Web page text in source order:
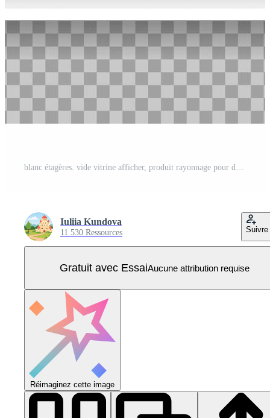
blanc étagères. vide vitrine afficher, produit rayonnage pour des expositions. réaliste étagère à livres étagère, supermarché boutique étagère vecteur maquette Vecteur Pro
Iuliia Kundova
11 530 Ressources Suivre
Gratuit avec EssaiAucune attribution requise
Réimaginez cette image